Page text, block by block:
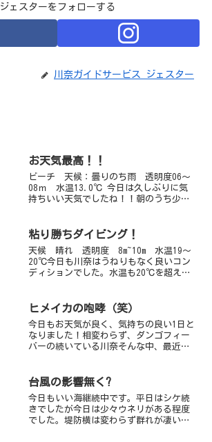
ジェスターをフォローする
川奈ガイドサービス ジェスター
お天気最高！！
ビーチ 天候：曇りのち雨 透明度06～
08ｍ 水温13.0℃ 今日は久しぶりに気
持ちいい天気でしたね！！朝のうち少し
綺麗な水に入れ替わり春にごりも終了
か？と思わせるくら...
粘り勝ちダイビング！
天候 晴れ 透明度 8m~10m 水温19～
20℃今日も川奈はうねりもなく良いコン
ディションでした。水温も20℃を超えて
は岩地。ホンベラの群れやクロホシイシ
ヒメイカの咆哮（笑）
今日もお天気が良く、気持ちの良い1日と
なりました！相変わらず、ダンゴフィー
バーの続いている川奈そんな中、最近よ
ていると高確率でヒメイカにも会うとい
台風の影響無く?
今日もいい海継続中です。平日はシケ続
きでしたが今日は少々ウネリがある程度
でした。堤防横は変わらず群れが凄いで